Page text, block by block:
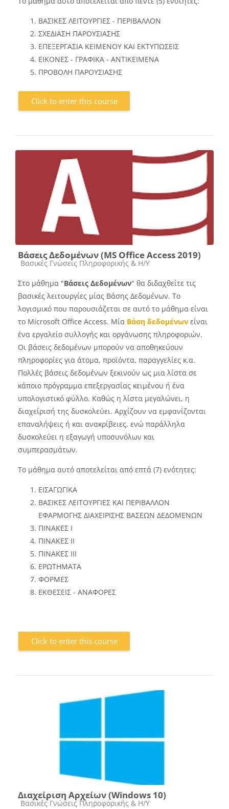
ΒΑΣΙΚΕΣ ΛΕΙΤΟΥΡΓΙΕΣ - ΠΕΡΙΒΑΛΛΟΝ
ΣΧΕΔΙΑΣΗ ΠΑΡΟΥΣΙΑΣΗΣ
ΕΠΕΞΕΡΓΑΣΙΑ ΚΕΙΜΕΝΟΥ ΚΑΙ ΕΚΤΥΠΩΣΕΙΣ
ΕΙΚΟΝΕΣ - ΓΡΑΦΙΚΑ - ΑΝΤΙΚΕΙΜΕΝΑ
ΠΡΟΒΟΛΗ ΠΑΡΟΥΣΙΑΣΗΣ
Click to enter this course
Βάσεις Δεδομένων (MS Office Access 2019)
Course category
Βασικές Γνώσεις Πληροφορικής & Η/Υ
Στο μάθημα "Βάσεις Δεδομένων" θα διδαχθείτε τις
βασικές λειτουργίες μίας Βάσης Δεδομένων. Το
λογισμικό που παρουσιάζεται σε αυτό το μάθημα είναι
το Microsoft Office Access. Μία Βάση δεδομένων είναι
ένα εργαλείο συλλογής και οργάνωσης πληροφοριών.
Οι βάσεις δεδομένων μπορούν να αποθηκεύουν
πληροφορίες για άτομα, προϊόντα, παραγγελίες κ.α.
Πολλές βάσεις δεδομένων ξεκινούν ως μια λίστα σε
κάποιο πρόγραμμα επεξεργασίας κειμένου ή ένα
υπολογιστικό φύλλο. Καθώς η λίστα μεγαλώνει, η
διαχείρισή της δυσκολεύει. Αρχίζουν να εμφανίζονται
επαναλήψεις ή και ανακρίβειες, ενώ παράλληλα
δυσκολεύει η εξαγωγή υποσυνόλων και
συμπερασμάτων.
Το μάθημα αυτό αποτελείται από επτά (7) ενότητες:
ΕΙΣΑΓΩΓΙΚΑ
ΒΑΣΙΚΕΣ ΛΕΙΤΟΥΡΓΙΕΣ ΚΑΙ ΠΕΡΙΒΑΛΛΟΝ
ΕΦΑΡΜΟΓΗΣ ΔΙΑΧΕΙΡΙΣΗΣ ΒΑΣΕΩΝ ΔΕΔΟΜΕΝΩΝ
ΠΙΝΑΚΕΣ I
ΠΙΝΑΚΕΣ ΙΙ
ΠΙΝΑΚΕΣ ΙΙΙ
ΕΡΩΤΗΜΑΤΑ
ΦΟΡΜΕΣ
ΕΚΘΕΣΕΙΣ - ΑΝΑΦΟΡΕΣ
Click to enter this course
Διαχείριση Αρχείων (Windows 10)
Course category
Βασικές Γνώσεις Πληροφορικής & Η/Υ